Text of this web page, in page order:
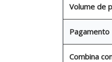
Volume de
Pagamento
Combina